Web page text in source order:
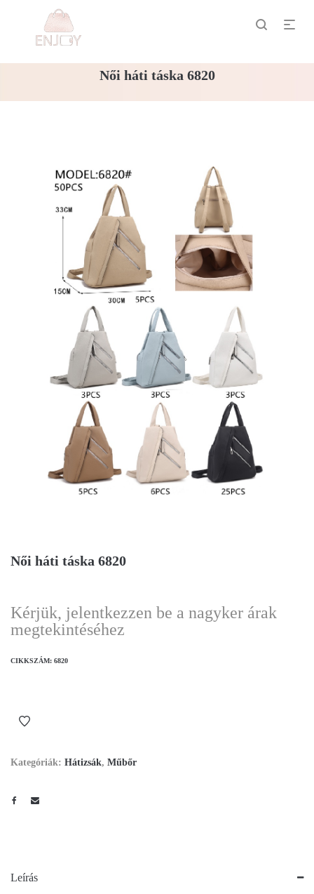
Női háti táska 6820
Női háti táska 6820
Kérjük, jelentkezzen be a nagyker árak
megtekintéséhez
CIKKSZÁM: 6820
Kategóriák: Hátizsák, Műbőr
Leírás